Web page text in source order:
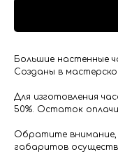
Большие настенные
Созданы в
Для изготовления
50%. Остаток
Обратите внимание,
габаритов